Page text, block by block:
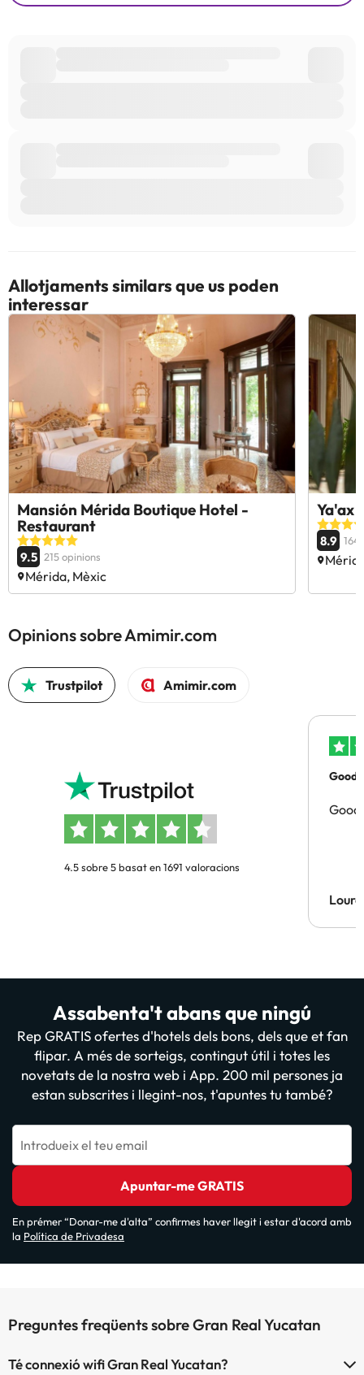
Allotjaments similars que us poden
interessar
Mansión Mérida Boutique Hotel -
Restaurant
9.5 215 opinions
Mérida, Mèxic
Ya'ax
8.9 164
Opinions sobre Amimir.com
Trustpilot Amimir.com
4.5 sobre 5 basat en 1691 valoracions
Good
Good
Assabenta't abans que ningú
Rep GRATIS ofertes d'hotels dels bons, dels que et fan
flipar. A més de sorteigs, contingut útil i totes les
novetats de la nostra web i App. 200 mil persones ja
estan subscrites i llegint-nos, t'apuntes tu també?
Introdueix el teu email
Apuntar-me GRATIS
En prémer “Donar-me d'alta” confirmes haver llegit i estar d'acord amb
la Política de Privadesa
Preguntes freqüents sobre Gran Real Yucatan
Té connexió wifi Gran Real Yucatan?